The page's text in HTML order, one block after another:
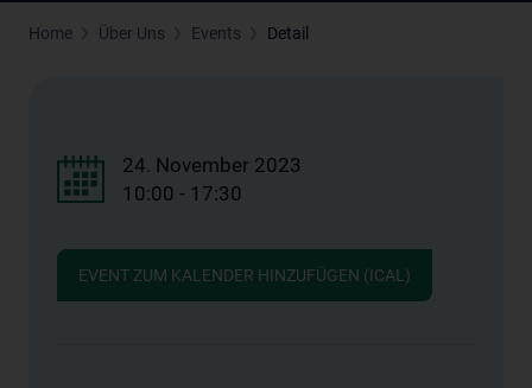
Home Über Uns Events Detail
24. November 2023
10:00 - 17:30
EVENT ZUM KALENDER HINZUFÜGEN (ICAL)